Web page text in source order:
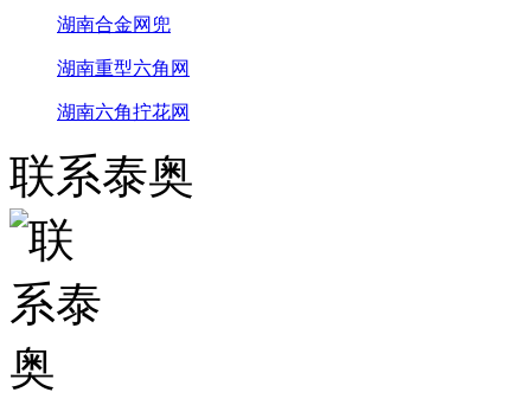
湖南合金网兜
湖南重型六角网
湖南六角拧花网
联系泰奥